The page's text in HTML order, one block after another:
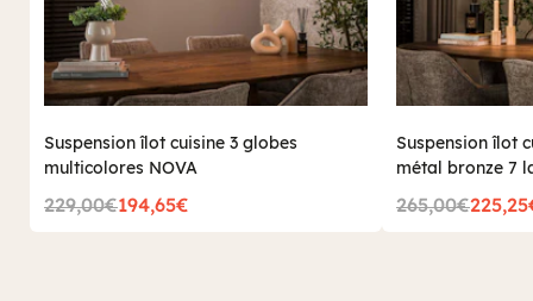
Suspension îlot cuisine 3 globes
multicolores NOVA
229,00€194,65€
Suspension îlot
métal bronze 7
265,00€